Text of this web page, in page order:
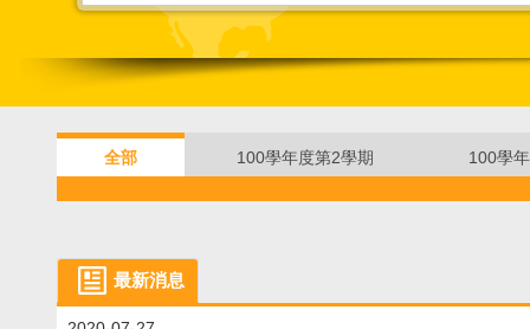
全部 100學年度第2學期 100學
101學年度第2學期 102學年度第1學期
智慧財產權宣導
104學年度第二學期 105學年度第一學期
最新消息